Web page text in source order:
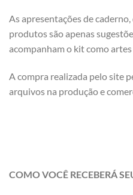
As apresentações de
produtos são apenas
acompanham o kit como
A compra realizada pelo site
arquivos na produção e
COMO VOCÊ RECEBERÁ